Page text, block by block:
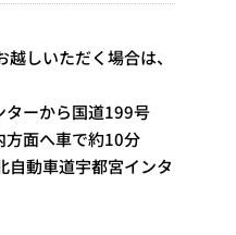
しいただく場合は、
ターから国道199号
方面へ車で約10分
自動車道宇都宮インタ